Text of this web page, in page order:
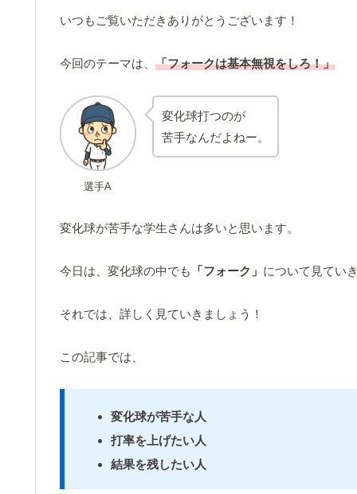
いつもご覧いただきありがとうございます！
今回のテーマは、 「フォークは基本無視をしろ！」
選手A
変化球打つのが
苦手なんだよねー。
変化球が苦手な学生さんは多いと思います。
今日は、変化球の中でも 「フォーク」 について見てい
それでは、詳しく見ていきましょう！
この記事では、
変化球が苦手な人
打率を上げたい人
結果を残したい人